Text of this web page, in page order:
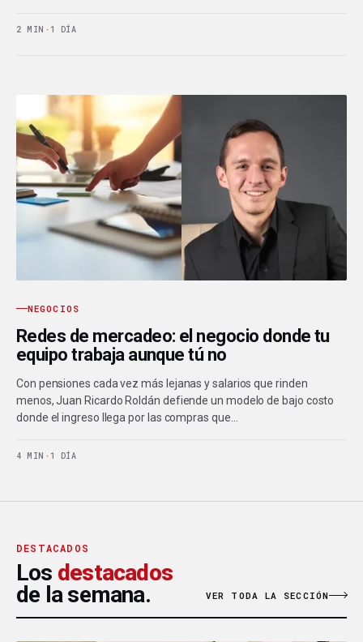
2 MIN · 1 DÍA
NEGOCIOS
Redes de mercadeo: el negocio donde tu
equipo trabaja aunque tú no
Con pensiones cada vez más lejanas y salarios que rinden
menos, Juan Ricardo Roldán defiende un modelo de bajo costo
donde el ingreso llega por las compras que…
4 MIN · 1 DÍA
DESTACADOS
Los destacados
de la semana.
VER TODA LA SECCIÓN